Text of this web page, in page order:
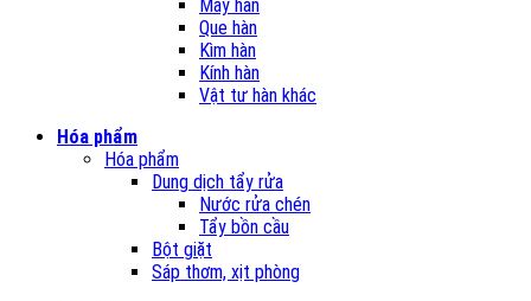
Máy hàn
Que hàn
Kìm hàn
Kính hàn
Vật tư hàn khác
Hóa phẩm
Hóa phẩm
Dung dịch tẩy rửa
Nước rửa chén
Tẩy bồn cầu
Bột giặt
Sáp thơm, xịt phòng